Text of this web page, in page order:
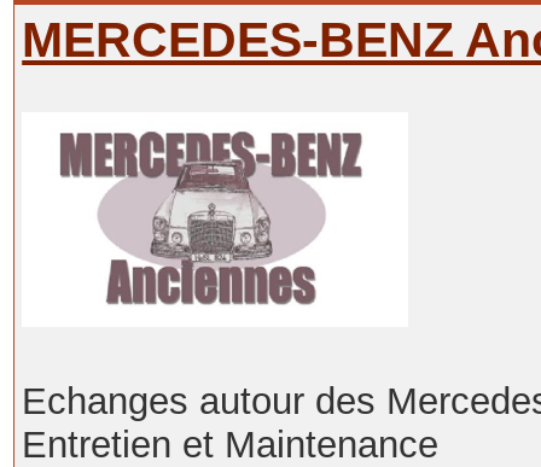
MERCEDES-BENZ
Echanges autour des
Entretien et Maintenance